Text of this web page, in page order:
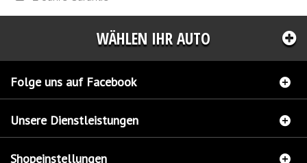
WÄHLEN IHR AUTO
Folge uns auf Facebook
Unsere Dienstleistungen
Shopeinstellungen